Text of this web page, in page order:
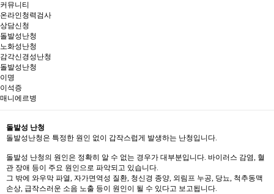
커뮤니티
온라인청력검사
상담신청
돌발성난청
노화성난청
감각신경성난청
돌발성난청
이명
이석증
매니에르병
돌발성 난청
돌발성난청은 특정한 원인 없이 갑작스럽게 발생하는 난청입니다.
돌발성 난청의 원인은 정확히 알 수 없는 경우가 대부분입니다. 바이러스 감염, 혈
관 장애 등이 주요 원인으로 파악되고 있습니다.
그 밖에 와우막 파열, 자가면역성 질환, 청신경 종양, 외림프 누공, 당뇨, 척추동맥
손상, 급작스러운 소음 노출 등이 원인이 될 수 있다고 보고됩니다.